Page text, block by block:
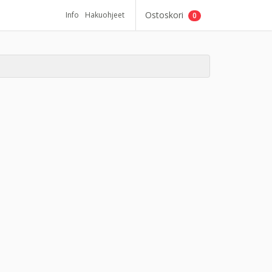
Info Hakuohjeet Ostoskori 0